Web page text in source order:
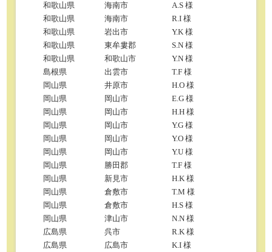
和歌山県
海南市
A.S 様
和歌山県
海南市
R.I 様
和歌山県
岩出市
Y.K 様
和歌山県
東牟婁郡
S.N 様
和歌山県
和歌山市
Y.N 様
島根県
出雲市
T.F 様
岡山県
井原市
H.O 様
岡山県
岡山市
E.G 様
岡山県
岡山市
H.H 様
岡山県
岡山市
Y.G 様
岡山県
岡山市
Y.O 様
岡山県
岡山市
Y.U 様
岡山県
勝田郡
T.F 様
岡山県
新見市
H.K 様
岡山県
倉敷市
T.M 様
岡山県
倉敷市
H.S 様
岡山県
津山市
N.N 様
広島県
呉市
R.K 様
広島県
広島市
K.I 様